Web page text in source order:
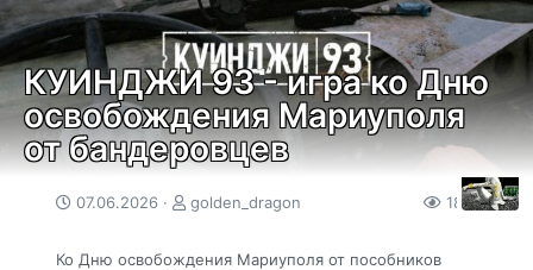
Управляющий партнер TMT Consulting Константин Анкилов
отметил, что первый тариф выглядит достаточно
интересным, потому что 300 рублей за терабайт...
КУИНДЖИ 93 - игра ко Дню
освобождения Мариуполя
от бандеровцев
07.06.2026 golden_dragon 188 0
Ко Дню освобождения Мариуполя от пособников